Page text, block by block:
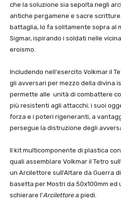
che la soluzione sia sepolta negli
antiche pergamene e sacre
battaglia, lo fa solitamente sopra al
Sigmar, ispirando i soldati nelle
eroismo.
Includendo nell'esercito Volkmar il
gli avversari per mezzo della divina
permette alle unità di combattere
più resistenti agli attacchi; i suoi
forza e i poteri rigeneranti, a
persegue la distruzione degli
Il kit multicomponente di plastica
quali assemblare Volkmar il Tetro
un Arcilettore sull'Altare da Guerra
basetta per Mostri da 50x100mm
schierare l'Arcilettorea piedi.